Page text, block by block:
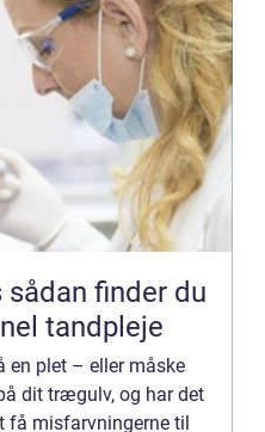
tandpleje
en plet – eller måske
dit trægulv, og har det
misfarvningerne til